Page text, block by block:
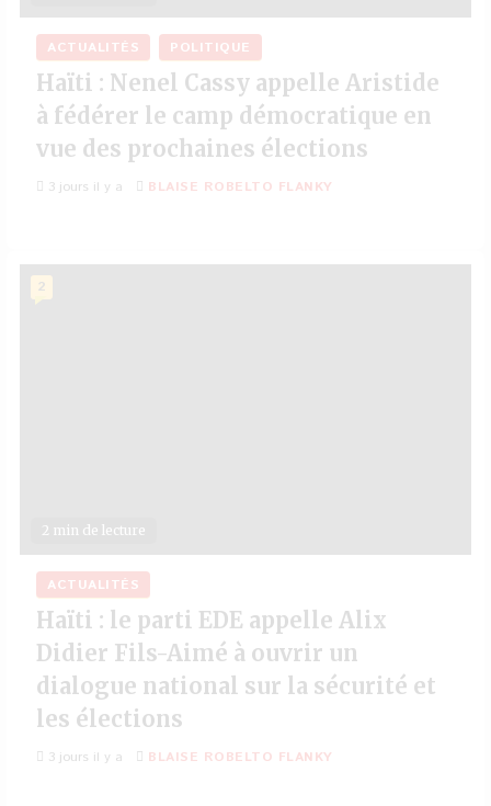
ACTUALITÉS POLITIQUE
Haïti : Nenel Cassy appelle Aristide
à fédérer le camp démocratique en
vue des prochaines élections
3 jours il y a BLAISE ROBELTO FLANKY
2 min de lecture
2
ACTUALITÉS
Haïti : le parti EDE appelle Alix
Didier Fils-Aimé à ouvrir un
dialogue national sur la sécurité et
les élections
3 jours il y a BLAISE ROBELTO FLANKY